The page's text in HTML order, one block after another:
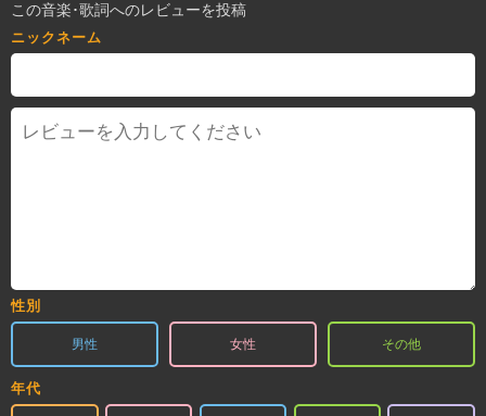
この音楽･歌詞へのレビューを投稿
ニックネーム
性別
男性 女性 その他
年代